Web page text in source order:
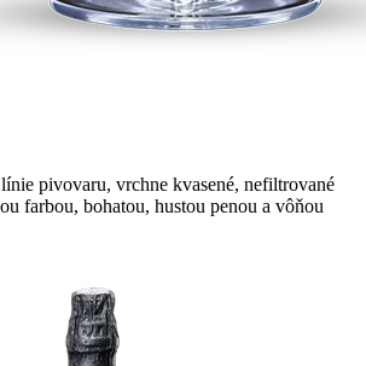
pivovaru, vrchne kvasené, nefiltrované
farbou, bohatou, hustou penou a vôňou